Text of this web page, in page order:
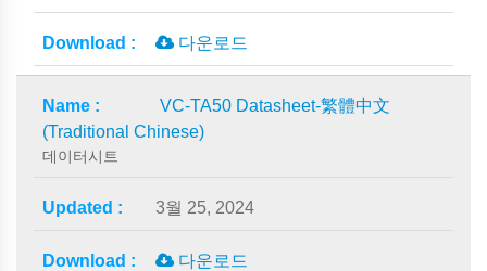
다운로드
VC-TA50 Datasheet-繁體中文
(Traditional Chinese)
데이터시트
3월 25, 2024
다운로드